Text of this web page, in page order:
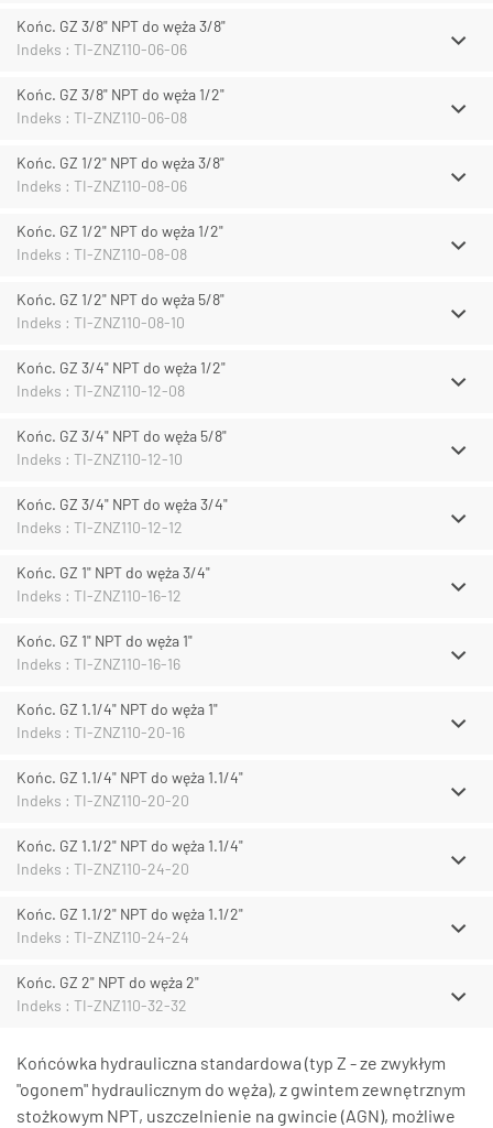
Końc. GZ 3/8" NPT do węża 3/8"
Indeks : TI-ZNZ110-06-06
Końc. GZ 3/8" NPT do węża 1/2"
Indeks : TI-ZNZ110-06-08
Końc. GZ 1/2" NPT do węża 3/8"
Indeks : TI-ZNZ110-08-06
Końc. GZ 1/2" NPT do węża 1/2"
Indeks : TI-ZNZ110-08-08
Końc. GZ 1/2" NPT do węża 5/8"
Indeks : TI-ZNZ110-08-10
Końc. GZ 3/4" NPT do węża 1/2"
Indeks : TI-ZNZ110-12-08
Końc. GZ 3/4" NPT do węża 5/8"
Indeks : TI-ZNZ110-12-10
Końc. GZ 3/4" NPT do węża 3/4"
Indeks : TI-ZNZ110-12-12
Końc. GZ 1" NPT do węża 3/4"
Indeks : TI-ZNZ110-16-12
Końc. GZ 1" NPT do węża 1"
Indeks : TI-ZNZ110-16-16
Końc. GZ 1.1/4" NPT do węża 1"
Indeks : TI-ZNZ110-20-16
Końc. GZ 1.1/4" NPT do węża 1.1/4"
Indeks : TI-ZNZ110-20-20
Końc. GZ 1.1/2" NPT do węża 1.1/4"
Indeks : TI-ZNZ110-24-20
Końc. GZ 1.1/2" NPT do węża 1.1/2"
Indeks : TI-ZNZ110-24-24
Końc. GZ 2" NPT do węża 2"
Indeks : TI-ZNZ110-32-32
Końcówka hydrauliczna standardowa (typ Z - ze zwykłym
"ogonem" hydraulicznym do węża), z gwintem zewnętrznym
stożkowym NPT, uszczelnienie na gwincie (AGN), możliwe